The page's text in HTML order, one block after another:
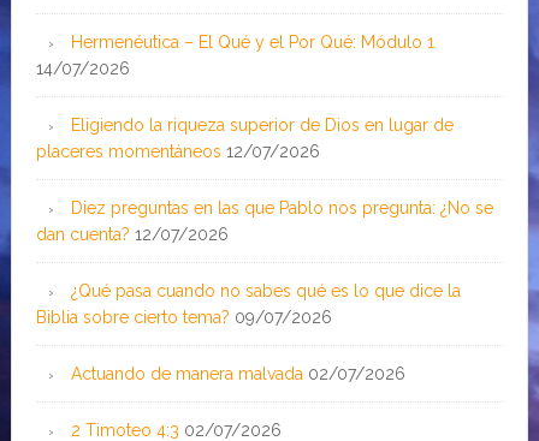
Hermenéutica – El Qué y el Por Qué: Módulo 1
14/07/2026
Eligiendo la riqueza superior de Dios en lugar de
placeres momentáneos 12/07/2026
Diez preguntas en las que Pablo nos pregunta: ¿No se
dan cuenta? 12/07/2026
¿Qué pasa cuando no sabes qué es lo que dice la
Biblia sobre cierto tema? 09/07/2026
Actuando de manera malvada 02/07/2026
2 Timoteo 4:3 02/07/2026